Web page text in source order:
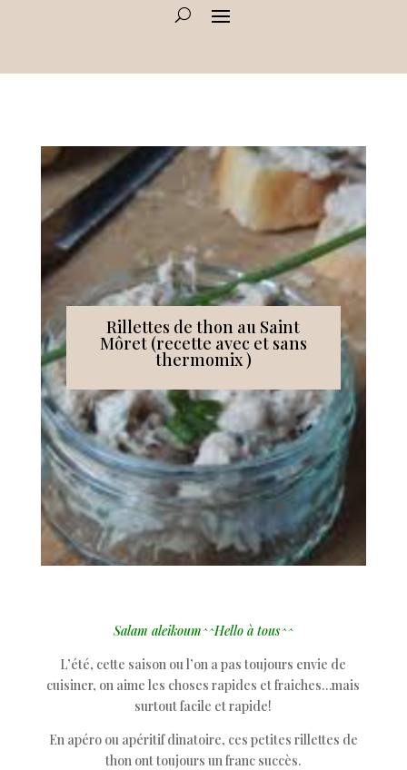
Rillettes de thon au Saint
Môret (recette avec et sans
thermomix )
Salam aleikoum^^Hello à tous^^
L’été, cette saison ou l’on a pas toujours envie de
cuisiner, on aime les choses rapides et fraiches…mais
surtout facile et rapide!
En apéro ou apéritif dinatoire, ces petites rillettes de
thon ont toujours un franc succès.